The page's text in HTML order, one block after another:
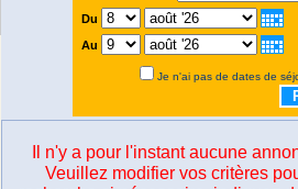
Du
Au
Je n'ai pas de dates de
Il n'y a pour l'instant aucune
Veuillez modifier vos critères